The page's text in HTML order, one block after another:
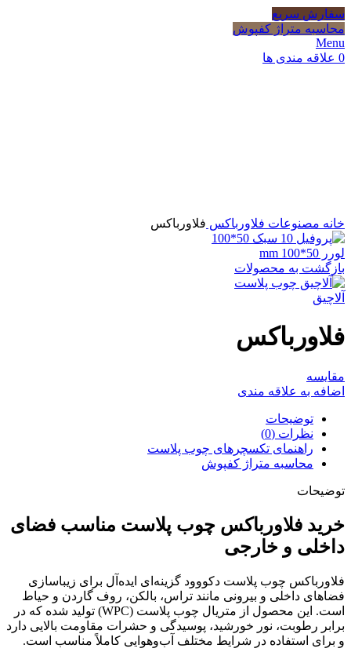
سفارش سریع
محاسبه متراژ کفپوش
Menu
0 علاقه مندی ها
خانه مصنوعات فلاورباکس فلاورباکس
لورر 50*100 mm
بازگشت به محصولات
آلاچیق
فلاورباکس
مقایسه
اضافه به علاقه مندی
توضیحات
نظرات (0)
راهنمای تکسچرهای چوب پلاست
محاسبه متراژ کفپوش
توضیحات
خرید فلاورباکس چوب پلاست مناسب فضای
داخلی و خارجی
فلاورباکس چوب پلاست دکووود گزینه‌ای ایده‌آل برای زیباسازی
فضاهای داخلی و بیرونی مانند تراس، بالکن، روف گاردن و حیاط
است. این محصول از متریال چوب پلاست (WPC) تولید شده که در
برابر رطوبت، نور خورشید، پوسیدگی و حشرات مقاومت بالایی دارد
و برای استفاده در شرایط مختلف آب‌وهوایی کاملاً مناسب است.